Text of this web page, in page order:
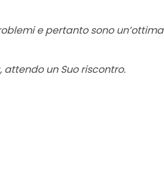
e pertanto sono un’ottima
un Suo riscontro.